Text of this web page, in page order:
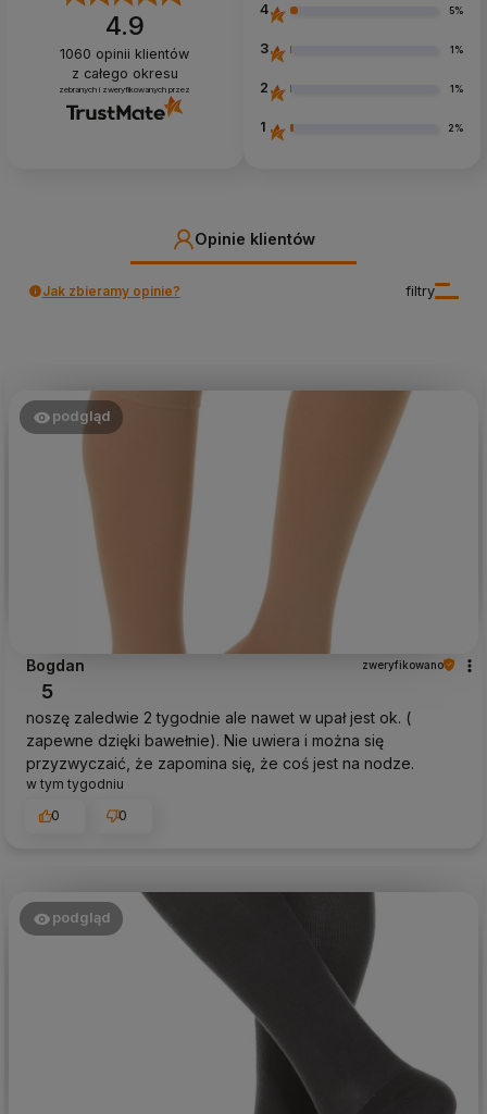
4.9
1060 opinii klientów
z całego okresu
zebranych i zweryfikowanych przez
4 5%
3 1%
2 1%
1 2%
Opinie klientów
filtry
Jak zbieramy opinie?
podgląd
Bogdan zweryfikowano
5
noszę zaledwie 2 tygodnie ale nawet w upał jest ok. (
zapewne dzięki bawełnie). Nie uwiera i można się
przyzwyczaić, że zapomina się, że coś jest na nodze.
w tym tygodniu
0
0
podgląd